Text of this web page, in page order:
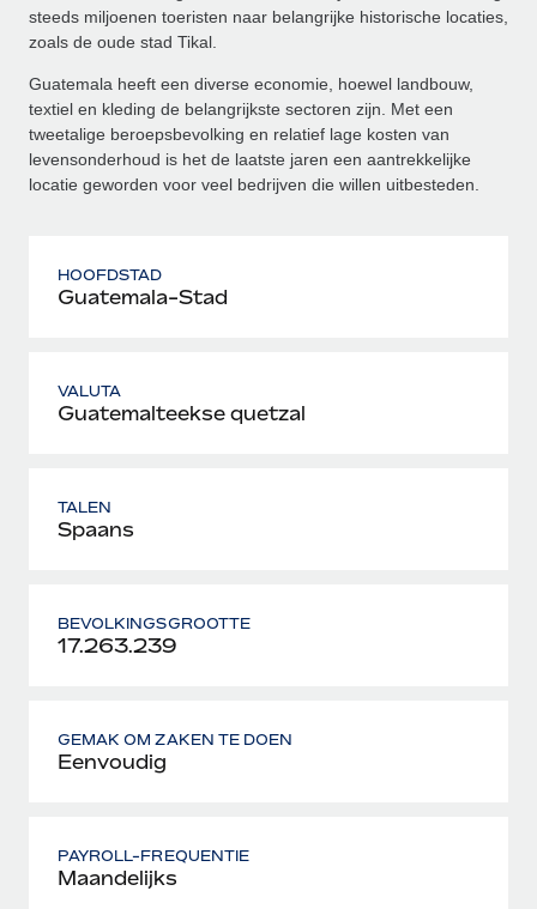
steeds miljoenen toeristen naar belangrijke historische locaties,
zoals de oude stad Tikal.
Guatemala heeft een diverse economie, hoewel landbouw,
textiel en kleding de belangrijkste sectoren zijn. Met een
tweetalige beroepsbevolking en relatief lage kosten van
levensonderhoud is het de laatste jaren een aantrekkelijke
locatie geworden voor veel bedrijven die willen uitbesteden.
HOOFDSTAD
Guatemala-Stad
VALUTA
Guatemalteekse quetzal
TALEN
Spaans
BEVOLKINGSGROOTTE
17.263.239
GEMAK OM ZAKEN TE DOEN
Eenvoudig
PAYROLL-FREQUENTIE
Maandelijks